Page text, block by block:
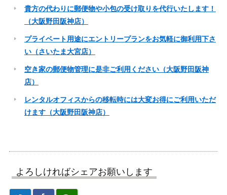
貴方の代わりに郵便物や小包の受け取りを代行いたします！
（大阪野田阪神店）
プライベート用途にエントリープランをお気軽に御利用下さ
い（さいたま大宮店）
空き家の郵便物管理に是非ご利用ください（大阪野田阪神
店）
レンタルオフィスからの移転時には大変お得にご利用いただ
けます（大阪野田阪神店）
よろしければシェアお願いします